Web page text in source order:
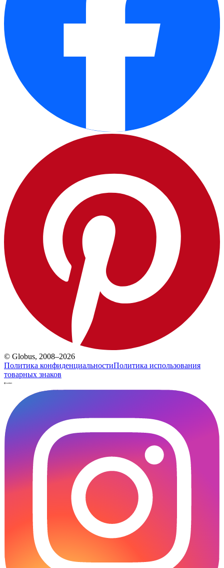
© Globus, 2008–2026
Политика конфиденциальностиПолитика использования
товарных знаков